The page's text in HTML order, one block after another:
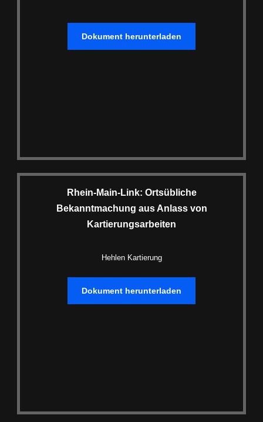
Dokument herunterladen
Rhein-Main-Link: Ortsübliche
Bekanntmachung aus Anlass von
Kartierungsarbeiten
Hehlen Kartierung
Dokument herunterladen